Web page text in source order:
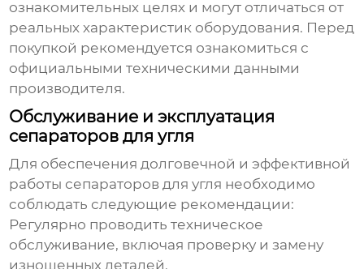
ознакомительных целях и могут отличаться от
реальных характеристик оборудования. Перед
покупкой рекомендуется ознакомиться с
официальными техническими данными
производителя.
Обслуживание и эксплуатация
сепараторов для угля
Для обеспечения долговечной и эффективной
работы сепараторов для угля необходимо
соблюдать следующие рекомендации:
Регулярно проводить техническое
обслуживание, включая проверку и замену
изношенных деталей.